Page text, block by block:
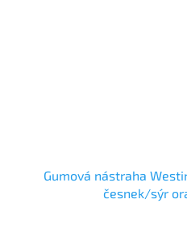
Gumová nástraha
česnek/sýr